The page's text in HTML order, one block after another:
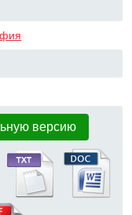
версию